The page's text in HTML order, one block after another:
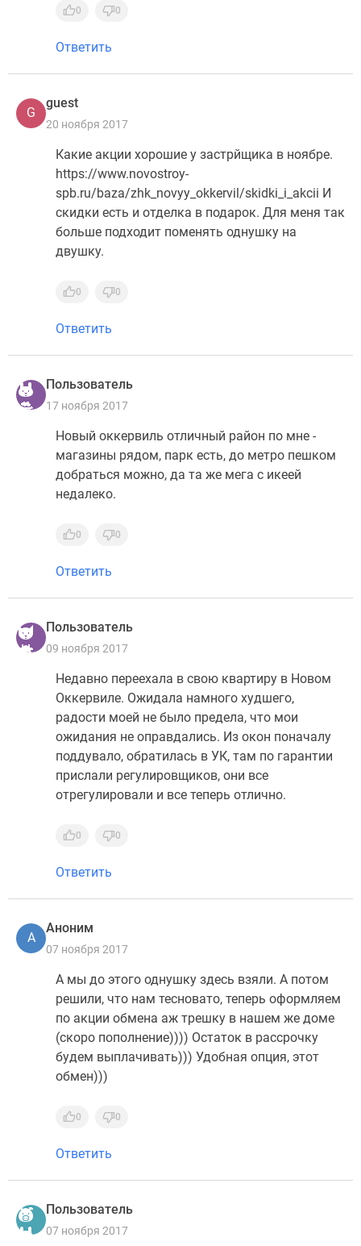
0 0
Ответить
G
guest
20 ноября 2017
Какие акции хорошие у застрйщика в ноябре.
https://www.novostroy-
spb.ru/baza/zhk_novyy_okkervil/skidki_i_akcii И
скидки есть и отделка в подарок. Для меня так
больше подходит поменять однушку на
двушку.
0 0
Ответить
Пользователь
17 ноября 2017
Новый оккервиль отличный район по мне -
магазины рядом, парк есть, до метро пешком
добраться можно, да та же мега с икеей
недалеко.
0 0
Ответить
Пользователь
09 ноября 2017
Недавно переехала в свою квартиру в Новом
Оккервиле. Ожидала намного худшего,
радости моей не было предела, что мои
ожидания не оправдались. Из окон поначалу
поддувало, обратилась в УК, там по гарантии
прислали регулировщиков, они все
отрегулировали и все теперь отлично.
0 0
Ответить
А
Аноним
07 ноября 2017
А мы до этого однушку здесь взяли. А потом
решили, что нам тесновато, теперь оформляем
по акции обмена аж трешку в нашем же доме
(скоро пополнение)))) Остаток в рассрочку
будем выплачивать))) Удобная опция, этот
обмен)))
0 0
Ответить
Пользователь
07 ноября 2017